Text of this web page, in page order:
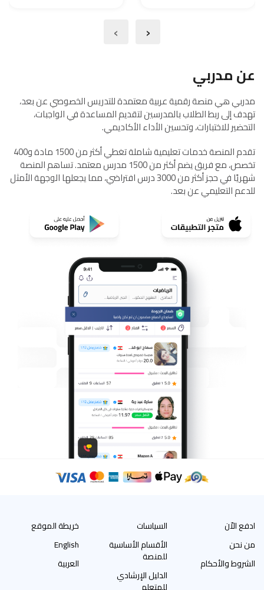
‹
›
عن مدربي
مدربي هي منصة رقمية عربية معتمدة للتدريس الخصوصي عن بعد،
تهدف إلى ربط الطلاب بالمدرسين لتقديم المساعدة في الواجبات،
التحضير للاختبارات، وتحسين الأداء الأكاديمي.
تقدم المنصة خدمات تعليمية شاملة تغطي أكثر من 1500 مادة و400
تخصص، مع فريق يضم أكثر من 1500 مدرس معتمد. تساهم المنصة
شهريًا في حجز أكثر من 3000 درس افتراضي، مما يجعلها الوجهة الأمثل
للدعم التعليمي عن بعد.
ادفع الاّن
من نحن
الشروط والأحكام
السياسات
الأقسام الأساسية
للمنصة
الدليل الإرشادي
خريطة الموقع
English
العربية